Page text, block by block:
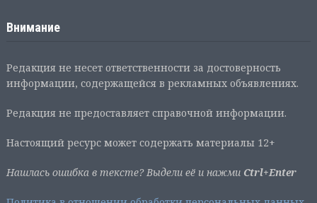
Внимание
Редакция не несет ответственности за достоверность
информации, содержащейся в рекламных объявлениях.
Редакция не предоставляет справочной информации.
Настоящий ресурс может содержать материалы 12+
Нашлась ошибка в тексте? Выдели её и нажми Ctrl+Enter